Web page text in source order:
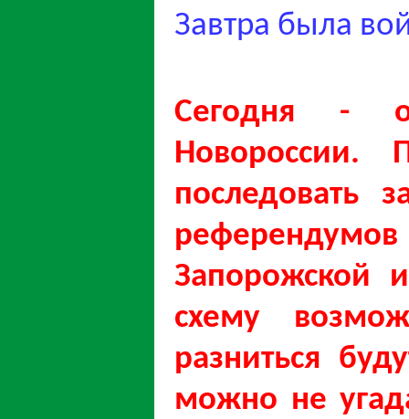
Завтра была
Сегодня -
последовать
Запорожской
схему
разниться
можно не